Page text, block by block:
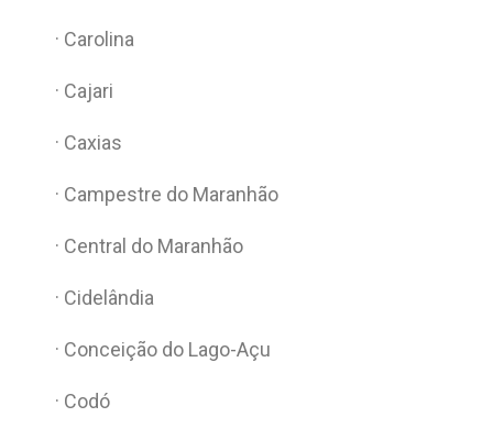
· Carolina
· Cajari
· Caxias
· Campestre do Maranhão
· Central do Maranhão
· Cidelândia
· Conceição do Lago-Açu
· Codó